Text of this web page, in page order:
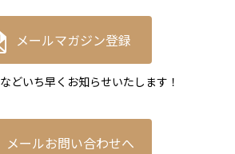
メールマガジン登録
などいち早くお知らせいたします！
メールお問い合わせへ